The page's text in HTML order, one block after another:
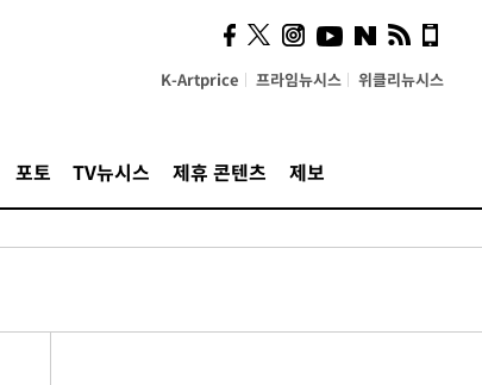
K-Artprice 프라임뉴시스 위클리뉴시스
포토 TV뉴시스 제휴 콘텐츠 제보
시, 스마트폰 액세서리에
NFC 더했다